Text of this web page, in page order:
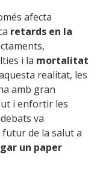
afecta
retards en la
i la mortalitat
realitat, les
amb gran
i enfortir les
va
de la salut a
un paper